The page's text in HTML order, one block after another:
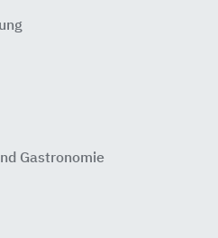
Gastronomie